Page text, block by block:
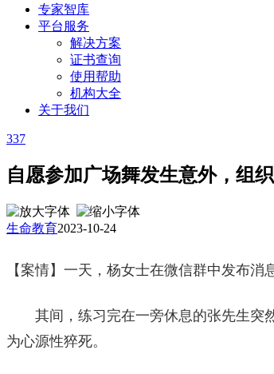
专家智库
平台服务
解决方案
证书查询
使用帮助
机构大全
关于我们
337
自愿参加广场舞发生意外，组
生命教育2023-10-24
【案情】一天，杨女士在微信群中发布
其间，练习完在一旁休息的张先生突然
为心源性猝死。